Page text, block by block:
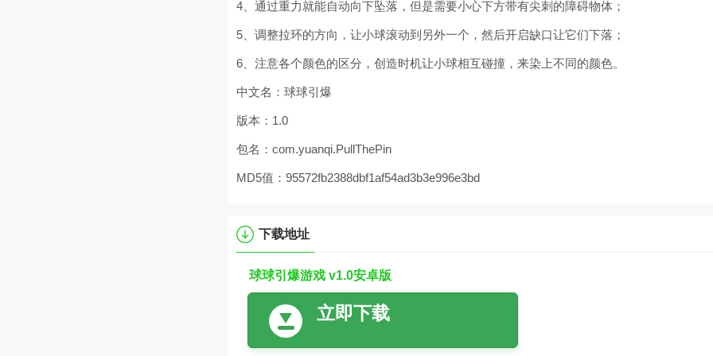
4、通过重力就能自动向下坠落，但是需要小心下方带有尖刺的障碍物体；
5、调整拉环的方向，让小球滚动到另外一个，然后开启缺口让它们下落；
6、注意各个颜色的区分，创造时机让小球相互碰撞，来染上不同的颜色。
中文名：球球引爆
版本：1.0
包名：com.yuanqi.PullThePin
MD5值：95572fb2388dbf1af54ad3b3e996e3bd
下载地址
球球引爆游戏 v1.0安卓版
立即下载